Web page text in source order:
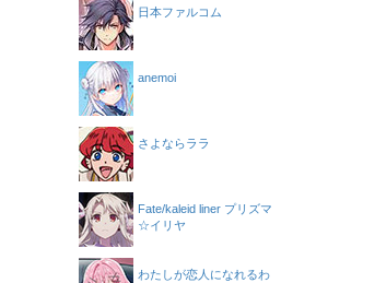
日本ファルコム
anemoi
さよならララ
Fate/kaleid liner プリズマ
☆イリヤ
わたしが恋人になれるわ